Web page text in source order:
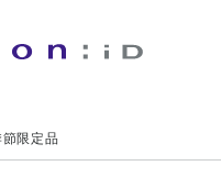
節限定品